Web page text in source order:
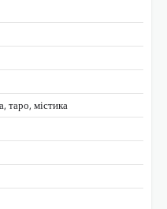
таро, містика